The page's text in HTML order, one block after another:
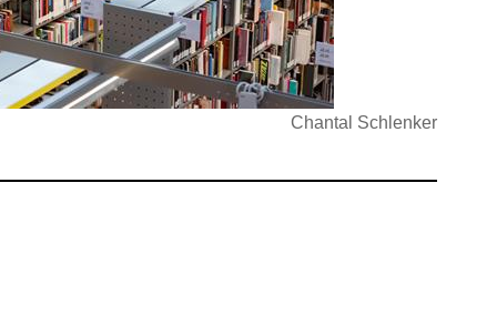
Chantal Schlenker